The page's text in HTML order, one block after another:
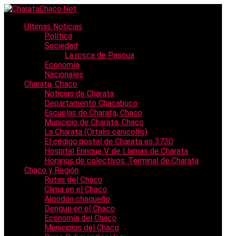
Últimas Noticias
Política
Sociedad
La rosca de Pascua
Economía
Nacionales
Charata, Chaco
Noticias de Charata
Departamento Chacabuco
Escuelas de Charata, Chaco
Municipio de Charata, Chaco
La Charata (Ortalis canicollis)
El código postal de Charata es 3730
Hospital Enrique V. de Llamas de Charata
Horarios de colectivos: Terminal de Charata
Chaco y Región
Rutas del Chaco
Clima en el Chaco
Algodón chaqueño
Dengue en el Chaco
Economía del Chaco
Municipios del Chaco